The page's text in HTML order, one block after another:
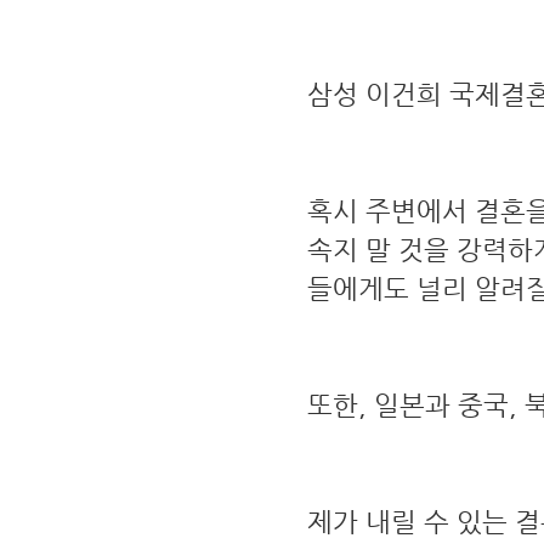
삼성 이건희 국제결
혹시 주변에서 결혼
속지 말 것을 강력
들에게도 널리 알려
또한, 일본과 중국,
제가 내릴 수 있는